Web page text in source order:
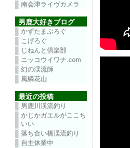
南会津ライヴカメラ
男鹿大好きブログ
かずたまぶろぐ
こげろぐ
じねんと倶楽部
ニッコウイワナ.com
幻の渓流師
風鱗花山
最近の投稿
男鹿川渓流釣り
かじかガエルがここち
いい
落ち合い橋渓流釣り
自主休業中